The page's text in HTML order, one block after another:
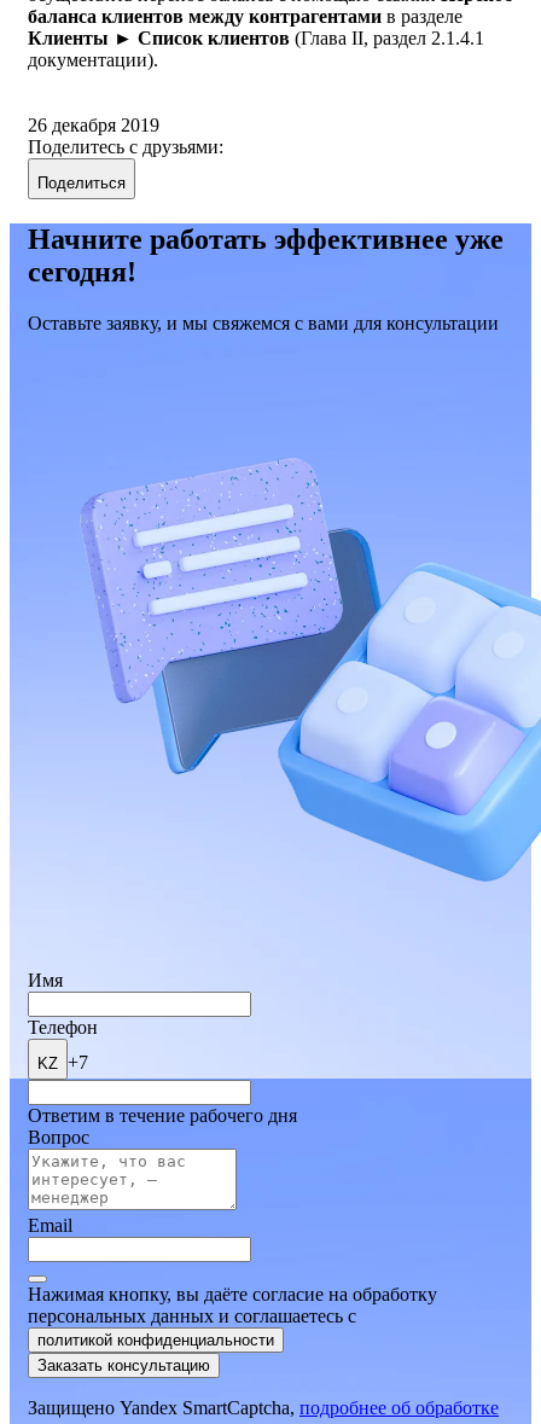
баланса клиентов между контрагентами в разделе
Клиенты ► Список клиентов (Глава II, раздел 2.1.4.1
документации).
26 декабря 2019
Поделитесь с друзьями:
Поделиться
Начните работать эффективнее уже
сегодня!
Оставьте заявку, и мы свяжемся с вами для консультации
Имя
Телефон
KZ +7
Ответим в течение рабочего дня
Вопрос
Email
Нажимая кнопку, вы даёте согласие на обработку
персональных данных и соглашаетесь c
политикой конфиденциальности
Заказать консультацию
Защищено Yandex SmartCaptcha, подробнее об обработке